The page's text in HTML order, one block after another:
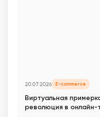
20.07.2026 E-commerce
Виртуальная
революция в онлайн-